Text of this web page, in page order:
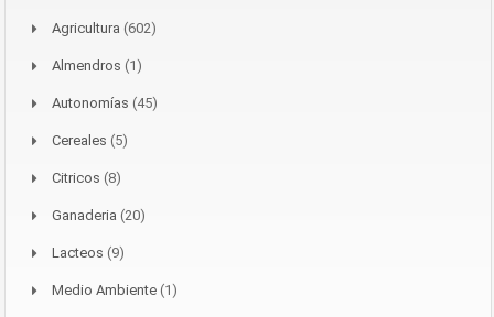
Agricultura (602)
Almendros (1)
Autonomías (45)
Cereales (5)
Citricos (8)
Ganaderia (20)
Lacteos (9)
Medio Ambiente (1)